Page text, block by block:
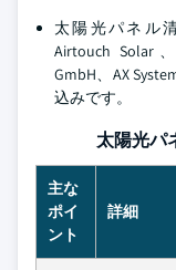
太陽光パネル
Airtouch Solar
GmbH、AX
込みです。
太陽光パ
主な
ポイ
ント
詳細